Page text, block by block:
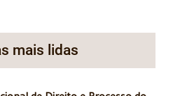
mais lidas